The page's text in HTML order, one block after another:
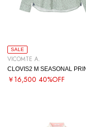
SALE
VICOMTE A.
￥16,500 40%OFF